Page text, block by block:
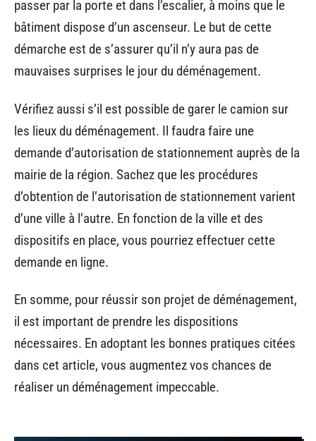
passer par la porte et dans l’escalier, à moins que le
bâtiment dispose d’un ascenseur. Le but de cette
démarche est de s’assurer qu’il n’y aura pas de
mauvaises surprises le jour du déménagement.
Vérifiez aussi s’il est possible de garer le camion sur
les lieux du déménagement. Il faudra faire une
demande d’autorisation de stationnement auprès de la
mairie de la région. Sachez que les procédures
d’obtention de l’autorisation de stationnement varient
d’une ville à l’autre. En fonction de la ville et des
dispositifs en place, vous pourriez effectuer cette
demande en ligne.
En somme, pour réussir son projet de déménagement,
il est important de prendre les dispositions
nécessaires. En adoptant les bonnes pratiques citées
dans cet article, vous augmentez vos chances de
réaliser un déménagement impeccable.